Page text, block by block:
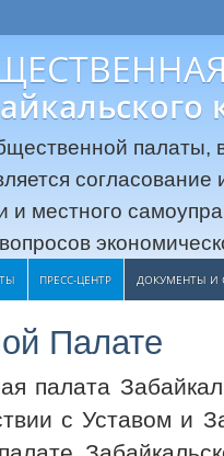
палаты,
и местного
ПРЕСС-ЦЕНТР ДОКУМЕНТЫ И
Палате
с Уставом и